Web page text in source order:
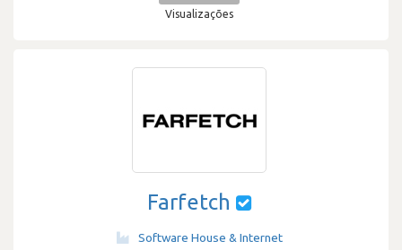
Visualizações
Farfetch
Software House & Internet